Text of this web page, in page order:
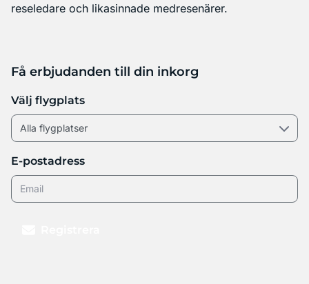
reseledare och likasinnade medresenärer.
Få erbjudanden till din inkorg
Välj flygplats
E-postadress